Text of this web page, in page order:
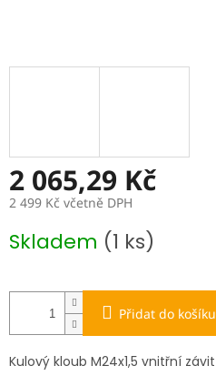
2 065,29 Kč
2 499 Kč včetně DPH
cena:
Skladem (1 ks)
Přidat do košíku
Kulový kloub M24x1,5 vnitřní závit